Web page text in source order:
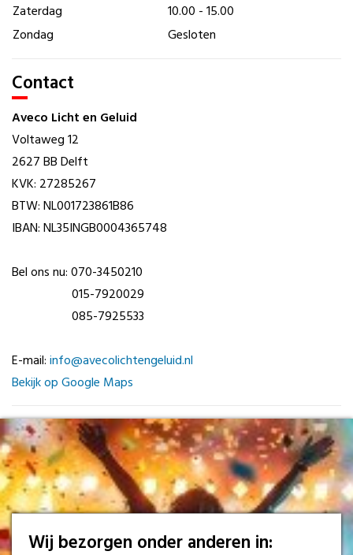
Zaterdag
10.00 - 15.00
Zondag
Gesloten
Contact
Aveco Licht en Geluid
Voltaweg 12
2627 BB Delft
KVK: 27285267
BTW: NL001723861B86
IBAN: NL35INGB0004365748
Bel ons nu: 070-3450210
015-7920029
085-7925533
E-mail: info@avecolichtengeluid.nl
Bekijk op Google Maps
Wij bezorgen onder anderen in: